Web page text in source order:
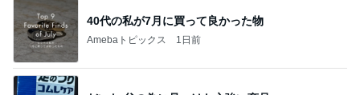
40代の私が7月に買って良かった物
Amebaトピックス 1日前